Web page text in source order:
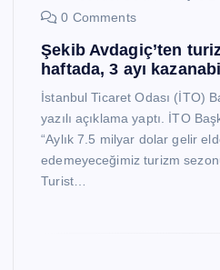
0 Comments
Şekib Avdagiç’ten
haftada, 3 ayı
İstanbul Ticaret Odası (İTO)
yazılı açıklama yaptı. İTO
“Aylık 7.5 milyar dolar gelir
edemeyeceğimiz turizm
Turist…